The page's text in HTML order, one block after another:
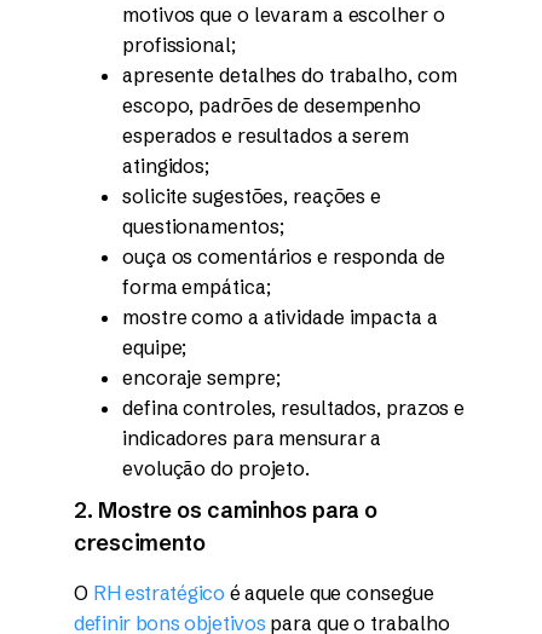
motivos que o levaram a escolher o
profissional;
apresente detalhes do trabalho, com
escopo, padrões de desempenho
esperados e resultados a serem
atingidos;
solicite sugestões, reações e
questionamentos;
ouça os comentários e responda de
forma empática;
mostre como a atividade impacta a
equipe;
encoraje sempre;
defina controles, resultados, prazos e
indicadores para mensurar a
evolução do projeto.
2. Mostre os caminhos para o
crescimento
O RH estratégico é aquele que consegue
definir bons objetivos para que o trabalho